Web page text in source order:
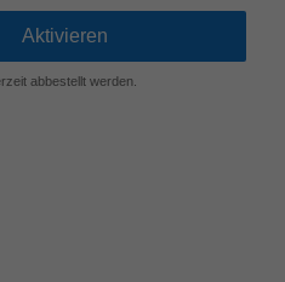
abbestellt werden.